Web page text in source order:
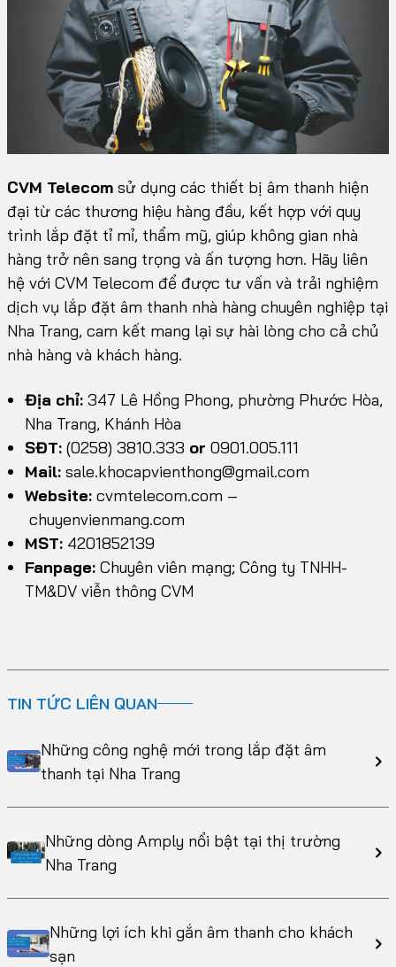
CVM Telecom sử dụng các thiết bị âm thanh hiện
đại từ các thương hiệu hàng đầu, kết hợp với quy
trình lắp đặt tỉ mỉ, thẩm mỹ, giúp không gian nhà
hàng trở nên sang trọng và ấn tượng hơn. Hãy liên
hệ với CVM Telecom để được tư vấn và trải nghiệm
dịch vụ lắp đặt âm thanh nhà hàng chuyên nghiệp tại
Nha Trang, cam kết mang lại sự hài lòng cho cả chủ
nhà hàng và khách hàng.
Địa chỉ: 347 Lê Hồng Phong, phường Phước Hòa,
Nha Trang, Khánh Hòa
SĐT: (0258) 3810.333 or 0901.005.111
Mail: sale.khocapvienthong@gmail.com
Website: cvmtelecom.com –
chuyenvienmang.com
MST: 4201852139
Fanpage: Chuyên viên mạng; Công ty TNHH-
TM&DV viễn thông CVM
TIN TỨC LIÊN QUAN
Những công nghệ mới trong lắp đặt âm
thanh tại Nha Trang
Những dòng Amply nổi bật tại thị trường
Nha Trang
Những lợi ích khi gắn âm thanh cho khách
sạn